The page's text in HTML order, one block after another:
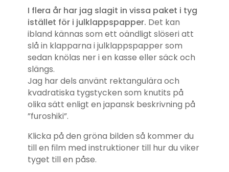
I flera år har jag slagit in vissa paket i tyg
istället för i julklappspapper. Det kan
ibland kännas som ett oändligt slöseri att
slå in klapparna i julklappspapper som
sedan knölas ner i en kasse eller säck och
slängs.
Jag har dels använt rektangulära och
kvadratiska tygstycken som knutits på
olika sätt enligt en japansk beskrivning på
”furoshiki”.
Klicka på den gröna bilden så kommer du
till en film med instruktioner till hur du viker
tyget till en påse.